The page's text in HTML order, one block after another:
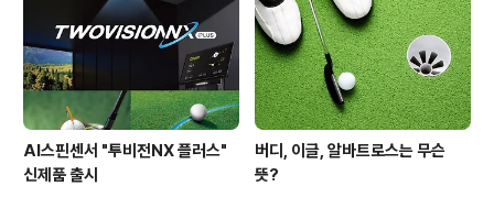
치다 마는 경우가 있는가? 3. 피니쉬까지 연결이 되지 않는
경우가 더 많다. 유연성과는 관계없다. 피니쉬란 허리가 많
이 돌고 안 돌고를 떠난 ..
AI스핀센서 "투비전NX 플러스"
신제품 출시
버디, 이글, 알바트로스는 무슨
뜻?